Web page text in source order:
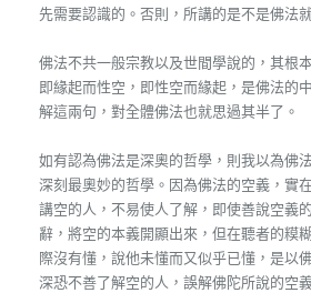
先需要認識的。否則，所講的是不是佛法
佛法不共一般宗教以及世間學說的，其根
即緣起而性空，即性空而緣起，是佛法的
解這兩句，對全體佛法也就思過其半了。
如有認為佛法是深奧的哲學，則我以為佛
深刻最奧妙的哲學。因為佛法的空義，實
講空的人，不易使人了解，即使善說空義
辭，將空的本義開顯出來，但在聽者的糢
際沒有懂，說他未懂而又似乎已懂，是以
深恐不善了解空的人，誤解佛陀所說的空